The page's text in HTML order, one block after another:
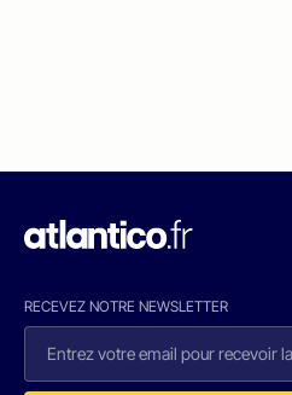
RECEVEZ NOTRE NEWSLETTER